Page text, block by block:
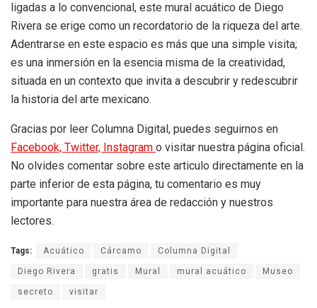
ligadas a lo convencional, este mural acuático de Diego
Rivera se erige como un recordatorio de la riqueza del arte.
Adentrarse en este espacio es más que una simple visita;
es una inmersión en la esencia misma de la creatividad,
situada en un contexto que invita a descubrir y redescubrir
la historia del arte mexicano.
Gracias por leer Columna Digital, puedes seguirnos en
Facebook, Twitter, Instagram o visitar nuestra página oficial.
No olvides comentar sobre este articulo directamente en la
parte inferior de esta página, tu comentario es muy
importante para nuestra área de redacción y nuestros
lectores.
Tags: Acuático Cárcamo Columna Digital
Diego Rivera gratis Mural mural acuático Museo
secreto visitar